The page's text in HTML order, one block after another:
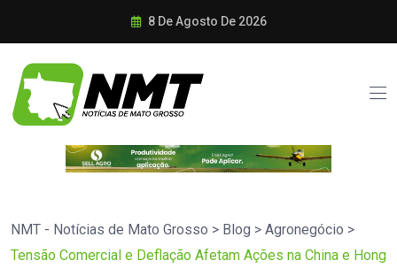
8 De Agosto De 2026
NMT - Notícias de Mato Grosso > Blog > Agronegócio >
Tensão Comercial e Deflação Afetam Ações na China e Hong